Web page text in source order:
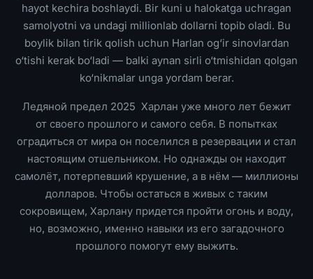
hayot kechira boshlaydi. Bir kuni u halokatga uchragan
samolyotni va undagi millionlab dollarni topib oladi. Bu
boylik bilan tirik qolish uchun Harlan og‘ir sinovlardan
o‘tishi kerak bo‘ladi — balki aynan sirli o‘tmishidan qolgan
ko‘nikmalar unga yordam berar.
Ледяной предел 2025 Харлан уже много лет бежит
от своего прошлого и самого себя. В попытках
оградиться от мира он поселился в резервации и стал
настоящим отшельником. Но однажды он находит
самолёт, потерпевший крушение, а в нём — миллионы
долларов. Чтобы остаться в живых с таким
сокровищем, Харлану придется пройти огонь и воду,
но, возможно, именно навыки из его загадочного
прошлого помогут ему выжить.